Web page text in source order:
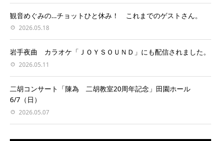
観音めぐみの…チョットひと休み！ これまでのゲストさん。
2026.05.18
岩手夜曲 カラオケ「ＪＯＹＳＯＵＮＤ」にも配信されました。
2026.05.11
二胡コンサート「陳為 二胡教室20周年記念」田園ホール
6/7（日）
2026.05.07